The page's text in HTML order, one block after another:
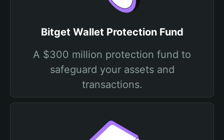
Bitget Wallet Protection Fund
A $300 million protection fund to
safeguard your assets and
transactions.